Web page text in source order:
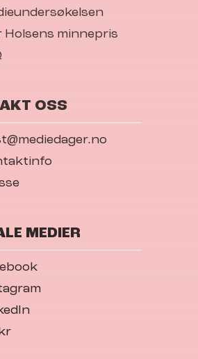
Holsens minnepris
OSS
MEDIER